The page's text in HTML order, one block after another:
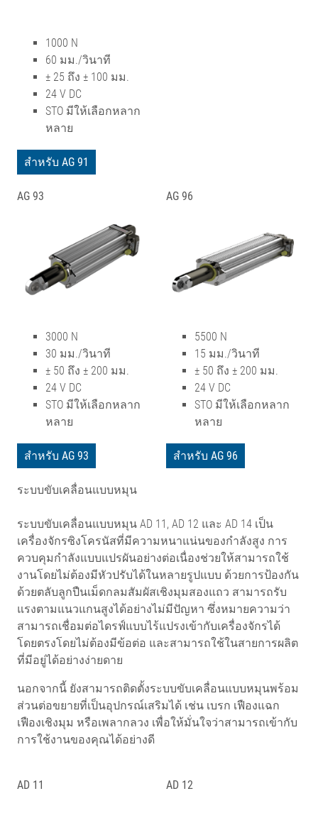
1000 N
60 มม./วินาที
± 25 ถึง ± 100 มม.
24 V DC
STO มีให้เลือกหลาก
หลาย
สำหรับ AG 91
AG 93
3000 N
30 มม./วินาที
± 50 ถึง ± 200 มม.
24 V DC
STO มีให้เลือกหลาก
หลาย
สำหรับ AG 93
AG 96
5500 N
15 มม./วินาที
± 50 ถึง ± 200 มม.
24 V DC
STO มีให้เลือกหลาก
หลาย
สำหรับ AG 96
ระบบขับเคลื่อนแบบหมุน
ระบบขับเคลื่อนแบบหมุน AD 11, AD 12 และ AD 14 เป็น
เครื่องจักรซิงโครนัสที่มีความหนาแน่นของกำลังสูง การ
ควบคุมกำลังแบบแปรผันอย่างต่อเนื่องช่วยให้สามารถใช้
งานโดยไม่ต้องมีหัวปรับได้ในหลายรูปแบบ ด้วยการป้องกัน
ด้วยตลับลูกปืนเม็ดกลมสัมผัสเชิงมุมสองแถว สามารถรับ
แรงตามแนวแกนสูงได้อย่างไม่มีปัญหา ซึ่งหมายความว่า
สามารถเชื่อมต่อไดรฟ์แบบไร้แปรงเข้ากับเครื่องจักรได้
โดยตรงโดยไม่ต้องมีข้อต่อ และสามารถใช้ในสายการผลิต
ที่มีอยู่ได้อย่างง่ายดาย
นอกจากนี้ ยังสามารถติดตั้งระบบขับเคลื่อนแบบหมุนพร้อม
ส่วนต่อขยายที่เป็นอุปกรณ์เสริมได้ เช่น เบรก เฟืองแฉก
เฟืองเชิงมุม หรือเพลากลวง เพื่อให้มั่นใจว่าสามารถเข้ากับ
การใช้งานของคุณได้อย่างดี
AD 11 AD 12